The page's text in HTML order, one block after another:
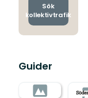
Sök
kollektivtrafik
Guider